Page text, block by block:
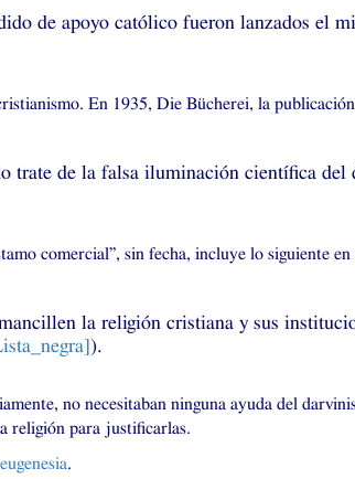
de apoyo católico fueron lanzados el
En 1935, Die Bücherei, la
trate de la falsa iluminación científica
comercial”, sin fecha, incluye lo siguiente
la religión cristiana y sus
).
no necesitaban ninguna ayuda del
religión para justificarlas.
eugenesia.